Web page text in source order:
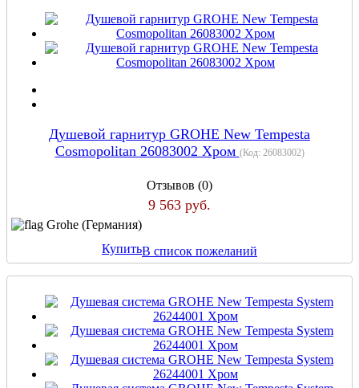
Душевой гарнитур GROHE New Tempesta
Cosmopolitan 26083002 Хром (Код: 26083002)
Отзывов (0)
9 563 руб.
Grohe (Германия)
КупитьВ список пожеланий